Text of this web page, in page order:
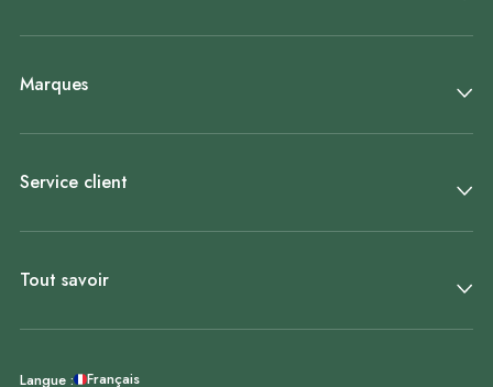
Marques
Service client
Tout savoir
Langue : Français